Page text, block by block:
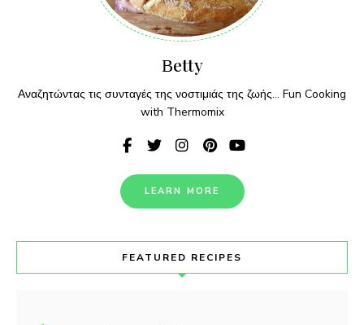
Βetty
Αναζητώντας τις συνταγές της νοστιμιάς της ζωής... Fun Cooking
with Thermomix
LEARN MORE
FEATURED RECIPES